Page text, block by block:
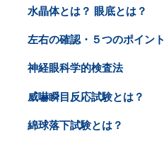
水晶体とは？ 眼底とは？
左右の確認・５つのポイント
神経眼科学的検査法
威嚇瞬目反応試験とは？
綿球落下試験とは？